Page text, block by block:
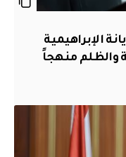
الإبراهيمية
والظلم منهجاً